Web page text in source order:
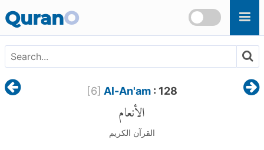
QuranO
[6] Al-An'am: 128
الأنعام
القرآن الكريم